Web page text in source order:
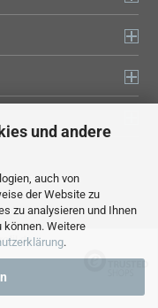
und andere
auch von
der Website zu
zu analysieren und Ihnen
Weitere
.
Versandkosten
den Profis !
© 2020